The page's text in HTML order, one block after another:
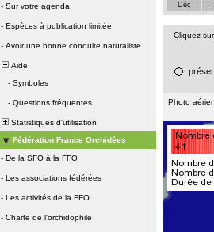
- Sur votre agenda
- Espèces à publication limitée
- Avoir une bonne conduite naturaliste
Aide
- Symboles
- Questions fréquentes
Statistiques d'utilisation
Fédération France Orchidées
- De la SFO à la FFO
- Les associations fédérées
- Les activités de la FFO
- Charte de l'orchidophile
Déc
Cliquez
Photo